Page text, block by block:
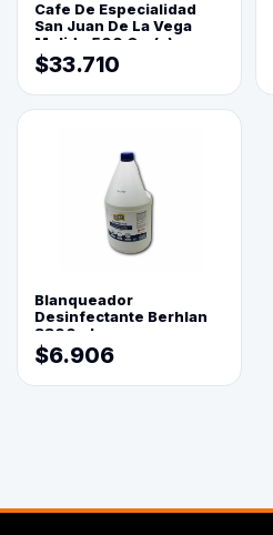
Cafe De Especialidad
San Juan De La Vega
Molido 500 Grs(=)
$33.710
Blanqueador
Desinfectante Berhlan
3800ml
$6.906